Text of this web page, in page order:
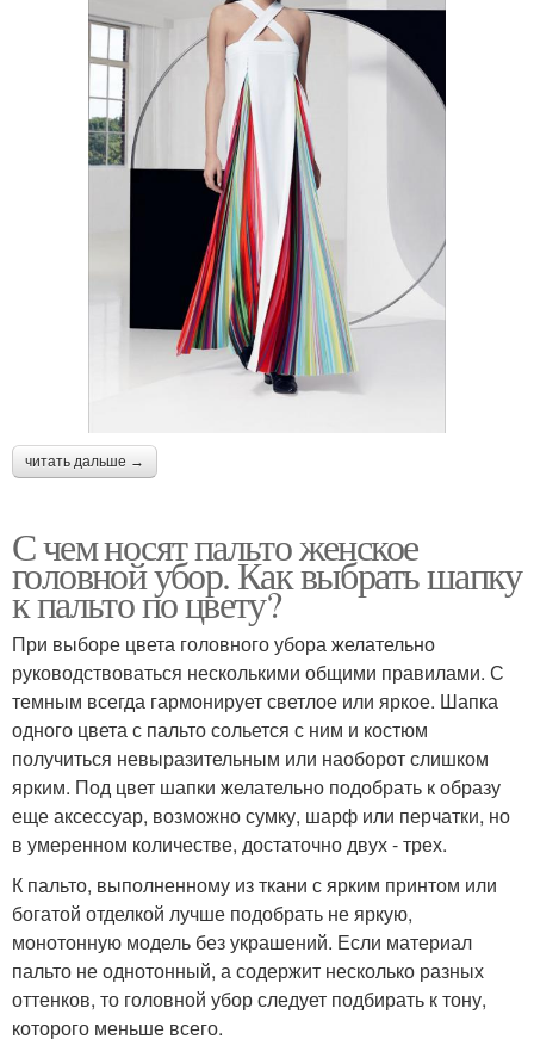
читать дальше →
С чем носят пальто женское
головной убор. Как выбрать шапку
к пальто по цвету?
При выборе цвета головного убора желательно
руководствоваться несколькими общими правилами. С
темным всегда гармонирует светлое или яркое. Шапка
одного цвета с пальто сольется с ним и костюм
получиться невыразительным или наоборот слишком
ярким. Под цвет шапки желательно подобрать к образу
еще аксессуар, возможно сумку, шарф или перчатки, но
в умеренном количестве, достаточно двух - трех.
К пальто, выполненному из ткани с ярким принтом или
богатой отделкой лучше подобрать не яркую,
монотонную модель без украшений. Если материал
пальто не однотонный, а содержит несколько разных
оттенков, то головной убор следует подбирать к тону,
которого меньше всего.